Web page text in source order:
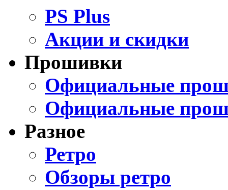
PS Plus
Акции и скидки
Прошивки
Официальные
Официальные
Разное
Ретро
Обзоры ретро